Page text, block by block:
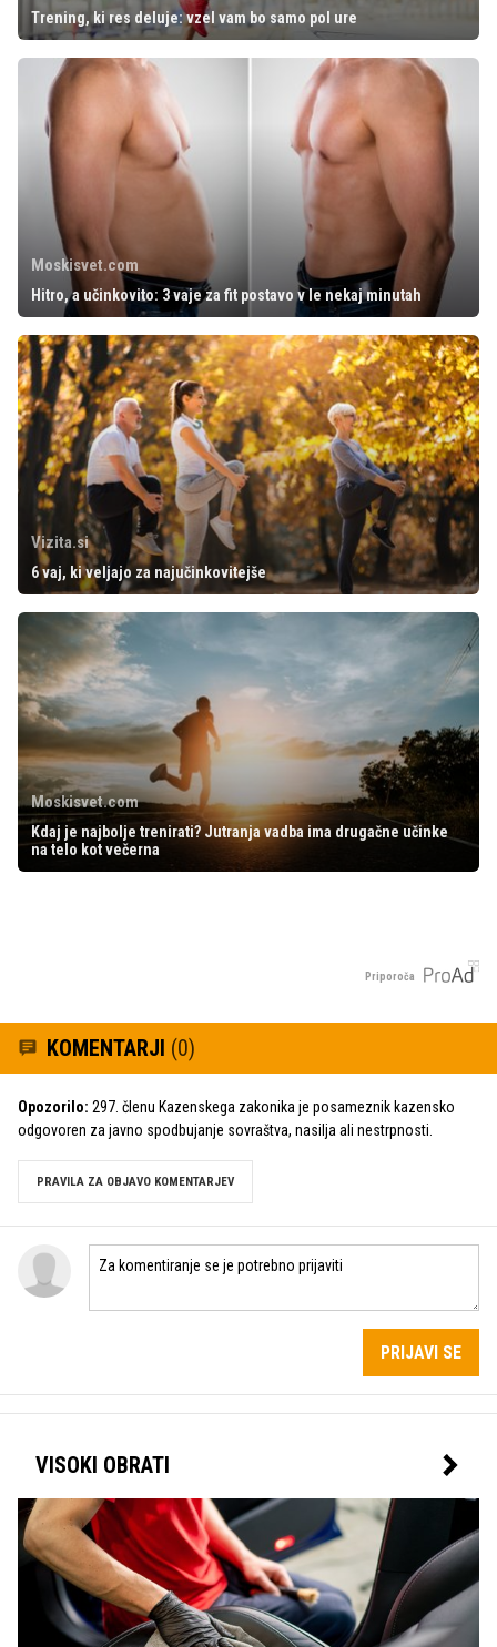
Trening, ki res deluje: vzel vam bo samo pol ure
Moskisvet.com
Hitro, a učinkovito: 3 vaje za fit postavo v le nekaj minutah
Vizita.si
6 vaj, ki veljajo za najučinkovitejše
Moskisvet.com
Kdaj je najbolje trenirati? Jutranja vadba ima drugačne učinke
na telo kot večerna
Priporoča
KOMENTARJI (0)
Opozorilo: 297. členu Kazenskega zakonika je posameznik kazensko
odgovoren za javno spodbujanje sovraštva, nasilja ali nestrpnosti.
PRAVILA ZA OBJAVO KOMENTARJEV
PRIJAVI SE
VISOKI OBRATI